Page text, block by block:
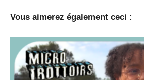
Vous aimerez également ceci :